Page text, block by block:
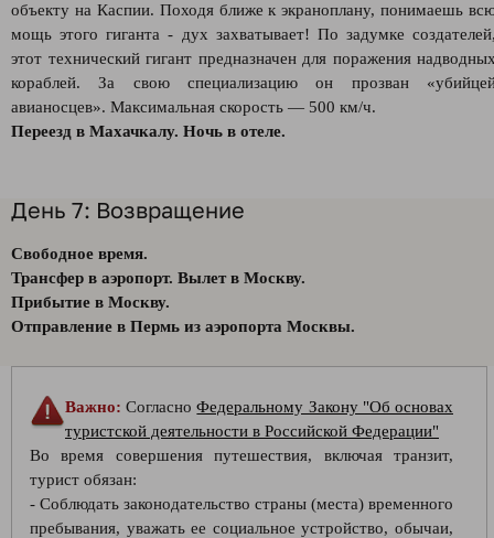
объекту на Каспии. Походя ближе к экраноплану, понимаешь
мощь этого гиганта - дух захватывает! По задумке
этот технический гигант предназначен для поражения
кораблей. За свою специализацию он прозван
авианосцев». Максимальная скорость — 500 км/ч.
Переезд в Махачкалу. Ночь в отеле.
День 7: Возвращение
Свободное время.
Трансфер в аэропорт. Вылет в Москву.
Прибытие в Москву.
Отправление в Пермь из аэропорта Москвы.
Важно:СогласноФедеральному Закону "Об основах
туристской деятельности в Российской Федерации"
Во время совершения путешествия, включая транзит,
турист обязан:
- Соблюдать законодательство страны (места) временного
пребывания, уважать ее социальное устройство, обычаи,